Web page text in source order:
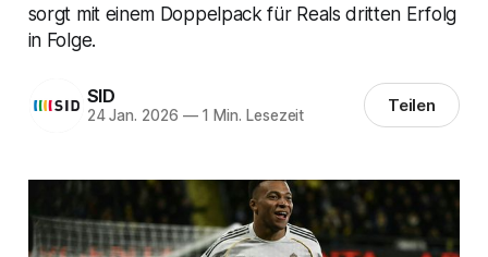
sorgt mit einem Doppelpack für Reals dritten Erfolg
in Folge.
SID
24 Jan. 2026 —1 Min. Lesezeit Teilen